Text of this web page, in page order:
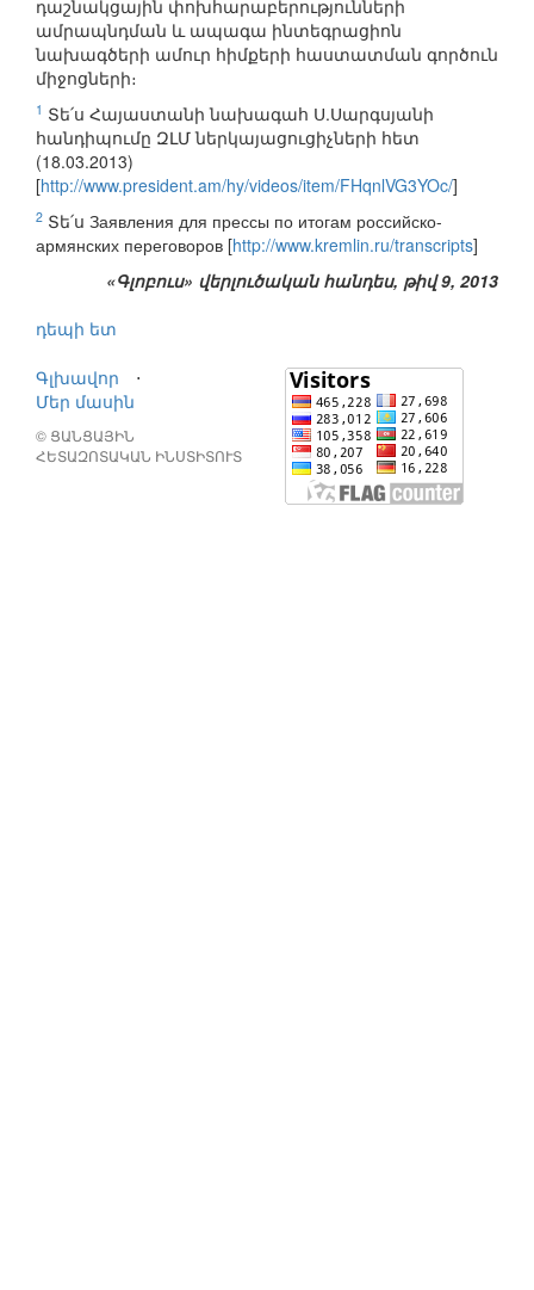
դաշնակցային փոխհարաբերությունների
ամրապնդման և ապագա ինտեգրացիոն
նախագծերի ամուր հիմքերի հաստատման գործուն
միջոցների։
1 Տե՛ս Հայաստանի նախագահ Ս.Սարգսյանի
հանդիպումը ԶԼՄ ներկայացուցիչների հետ
(18.03.2013)
[http://www.president.am/hy/videos/item/FHqnlVG3YOc/]
2 Տե՛ս Заявления для прессы по итогам российско-
армянских переговоров [http://www.kremlin.ru/transcripts]
«Գլոբուս» վերլուծական հանդես, թիվ 9, 2013
դեպի ետ
Գլխավոր
⋅
Մեր մասին
© ՑԱՆՑԱՅԻՆ
ՀԵՏԱԶՈՏԱԿԱՆ ԻՆՍՏԻՏՈՒՏ